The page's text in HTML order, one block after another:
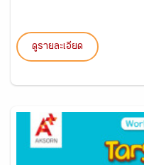
ดูรายละเอียด